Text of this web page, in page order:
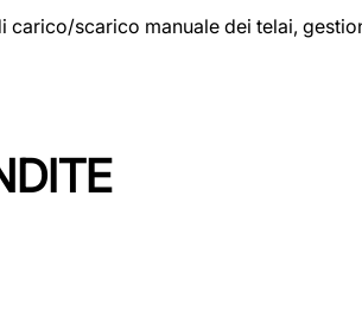
scarico manuale dei telai,